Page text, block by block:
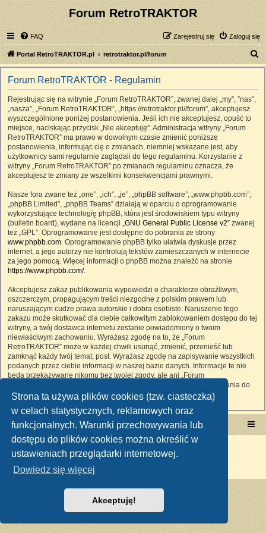
Strona ta używa plików cookies (tzw. ciasteczka)
w celach statystycznych, reklamowych oraz
funkcjonalnych. Warunki przechowywania lub
dostępu do plików cookies można określić w
ustawieniach przeglądarki internetowej.
Dowiedz się więcej
Akceptuję!
Forum RetroTRAKTOR
FAQ Zaloguj się
Zarejestruj się
Portal RetroTRAKTOR.pl retrotraktor.pl/forum
z
Forum RetroTRAKTOR - Regulamin
Rejestrując się na witrynie „Forum RetroTRAKTOR”, zwanej dalej „my”, ”nas”,
„nasza”, „Forum RetroTRAKTOR”, „https://retrotraktor.pl//forum”, akceptujesz
wyszczególnione poniżej postanowienia. Jeśli ich nie akceptujesz, opuść to
miejsce, naciskając przycisk „Nie akceptuję”. Administracja witryny „Forum
RetroTRAKTOR” ma prawo w dowolnym czasie zmienić poniższe
postanowienia, informując cię o zmianach, niemniej wskazane jest, aby
użytkownicy sami regularnie zaglądali do tego regulaminu. Korzystanie z
witryny „Forum RetroTRAKTOR” po zmianach regulaminu oznacza, że
akceptujesz te zmiany ze wszelkimi konsekwencjami prawnymi.
Nasze fora zwane też „one”, „ich”, „je”, „phpBB software”, „www.phpbb.com”,
„phpBB Limited”, „phpBB Teams” działają w oparciu o oprogramowanie
wykorzystujące technologię phpBB, która jest środowiskiem typu witryny
(bulletin board), wydane na licencji „GNU General Public License v2” zwanej
też „GPL”. Oprogramowanie jest dostępne do pobrania ze strony
www.phpbb.com. Oprogramowanie phpBB tylko ułatwia dyskusje przez
internet, a jego autorzy nie kontrolują tekstów zamieszczanych w internecie
za jego pomocą. Więcej informacji o phpBB można znaleźć na stronie
https://www.phpbb.com/.
Akceptujesz zakaz publikowania wypowiedzi o charakterze obraźliwym,
oszczerczym, propagującym treści niezgodne z polskim prawem lub
naruszającym cudze prawa autorskie i dobra osobiste. Naruszenie tego
zakazu może skutkować dla ciebie całkowitym zablokowaniem dostępu do tej
witryny, a twój dostawca internetu zostanie powiadomiony o twoim
niewłaściwym zachowaniu. Wyrażasz zgodę na to, że „Forum
RetroTRAKTOR” może w każdej chwili usunąć, zmienić, przenieść lub
zamknąć każdy twój temat, post. Wyrażasz zgodę na zapisywanie wszystkich
podanych przez ciebie informacji w naszej bazie danych. Informacje te nie
będą przekazywane nikomu bez twojej zgody, ale ani „Forum
RetroTRAKTOR”, ani phpBB nie ponosi odpowiedzialności za włamania do
witryny, podczas których może dojść do kradzieży danych.
Portal RetroTRAKTOR.pl retrotraktor.pl/forum
Technologię dostarcza
Polski pakiet językowy dostarczaphpBB.pl
Zasady ochrony danych osobowych